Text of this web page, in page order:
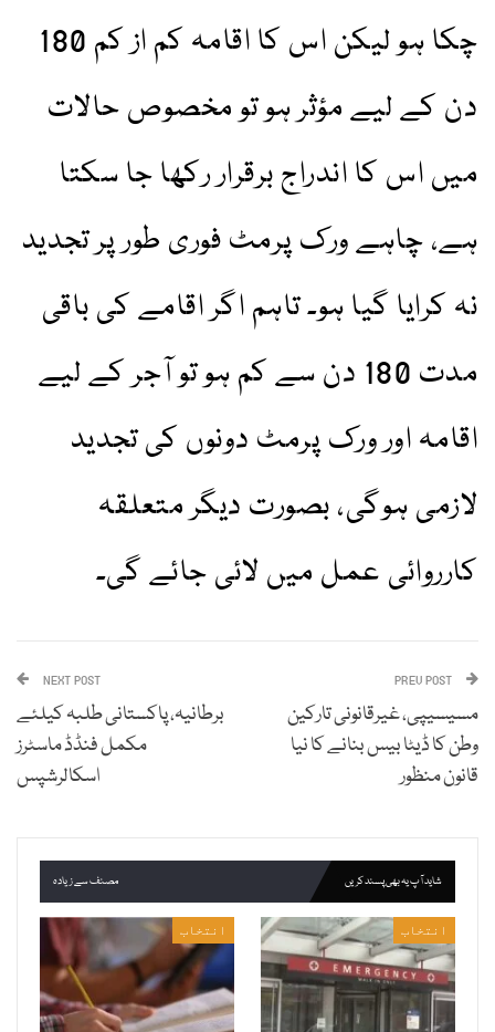
چکا ہو لیکن اس کا اقامہ کم از کم 180
دن کے لیے مؤثر ہو تو مخصوص حالات
میں اس کا اندراج برقرار رکھا جا سکتا
ہے، چاہے ورک پرمٹ فوری طور پر تجدید
نہ کرایا گیا ہو۔ تاہم اگر اقامے کی باقی
مدت 180 دن سے کم ہو تو آجر کے لیے
اقامہ اور ورک پرمٹ دونوں کی تجدید
لازمی ہوگی، بصورت دیگر متعلقہ
کارروائی عمل میں لائی جائے گی۔
مسیسیپی، غیرقانونی تارکین
وطن کا ڈیٹا بیس بنانے کا نیا
قانون منظور
NEXT POST
برطانیہ، پاکستانی طلبہ کیلئے
مکمل فنڈڈ ماسٹرز
اسکالرشپس
شاید آپ یہ بھی پسند کریں مصنف سے زیادہ
انتخاب انتخاب